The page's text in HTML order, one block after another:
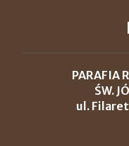
PARAFIA
ŚW.
ul.